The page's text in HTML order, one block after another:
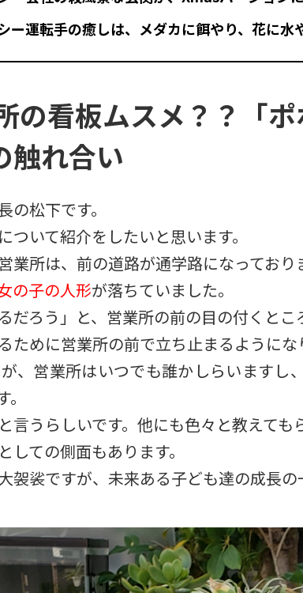
ー運転手の癒しは、メダカに餌やり、花に水
の看板ムスメ？？「
触れ合い
松下です。
いて紹介をしたいと思います。
所は、前の道路が通学路になっており
の子の人形が落ちていました。
だろう」と、営業所の前の目の付くとこ
ために営業所の前で立ち止まるようにな
、営業所はいつでも誰かしらいますし、
と言うらしいです。他にも色々と教えても
ての側面もあります。
袈裟ですが、未来ある子ども達の成長の